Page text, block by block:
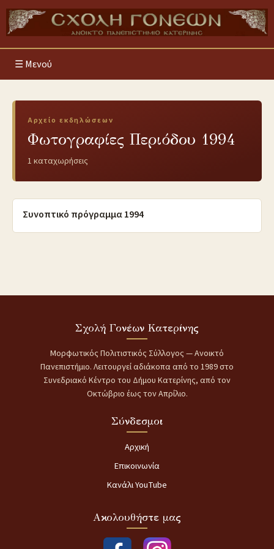
Μενού
Αρχείο εκδηλώσεων
Φωτογραφίες Περιόδου 1994
1 καταχωρήσεις
5/8/2010
Συνοπτικό πρόγραμμα 1994
Σχολή Γονέων Κατερίνης
Μορφωτικός Πολιτιστικός Σύλλογος — Ανοικτό
Πανεπιστήμιο. Λειτουργεί αδιάκοπα από το 1989 στο
Συνεδριακό Κέντρο του Δήμου Κατερίνης, από τον
Οκτώβριο έως τον Απρίλιο.
Σύνδεσμοι
Αρχική
Επικοινωνία
Κανάλι YouTube
Ακολουθήστε μας